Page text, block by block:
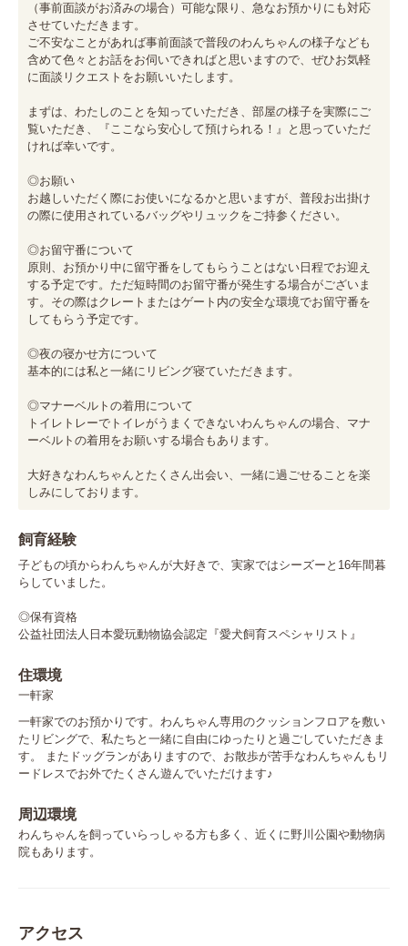
（事前面談がお済みの場合）可能な限り、急なお預かりにも対応
させていただきます。
ご不安なことがあれば事前面談で普段のわんちゃんの様子なども
含めて色々とお話をお伺いできればと思いますので、ぜひお気軽
に面談リクエストをお願いいたします。
まずは、わたしのことを知っていただき、部屋の様子を実際にご
覧いただき、『ここなら安心して預けられる！』と思っていただ
ければ幸いです。
◎お願い
お越しいただく際にお使いになるかと思いますが、普段お出掛け
の際に使用されているバッグやリュックをご持参ください。
◎お留守番について
原則、お預かり中に留守番をしてもらうことはない日程でお迎え
する予定です。ただ短時間のお留守番が発生する場合がございま
す。その際はクレートまたはゲート内の安全な環境でお留守番を
してもらう予定です。
◎夜の寝かせ方について
基本的には私と一緒にリビング寝ていただきます。
◎マナーベルトの着用について
トイレトレーでトイレがうまくできないわんちゃんの場合、マナ
ーベルトの着用をお願いする場合もあります。
大好きなわんちゃんとたくさん出会い、一緒に過ごせることを楽
しみにしております。
飼育経験
子どもの頃からわんちゃんが大好きで、実家ではシーズーと16年間暮
らしていました。
◎保有資格
公益社団法人日本愛玩動物協会認定『愛犬飼育スペシャリスト』
住環境
一軒家
一軒家でのお預かりです。わんちゃん専用のクッションフロアを敷い
たリビングで、私たちと一緒に自由にゆったりと過ごしていただきま
す。 またドッグランがありますので、お散歩が苦手なわんちゃんもリ
ードレスでお外でたくさん遊んでいただけます♪
周辺環境
わんちゃんを飼っていらっしゃる方も多く、近くに野川公園や動物病
院もあります。
アクセス